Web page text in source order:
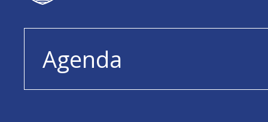
Agenda